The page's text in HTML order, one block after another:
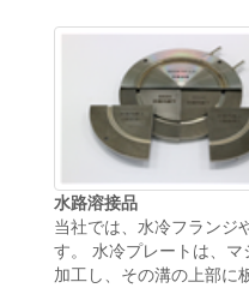
水路溶接品
当社では、水冷フランジ
す。 水冷プレートは、
加工し、その溝の上部に